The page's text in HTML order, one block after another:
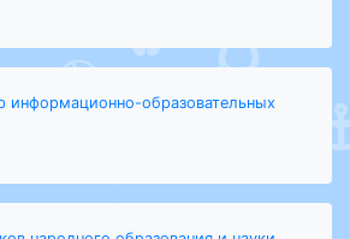
информационно-образовательных